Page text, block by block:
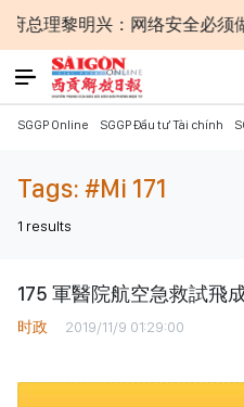
总理黎明兴：网络安全必须
SGGP Online SGGP Đầu tư Tài chính
Tags: #Mi 171
1 results
175 軍醫院航空急救試飛
时政 2019/11/9 01:29:00